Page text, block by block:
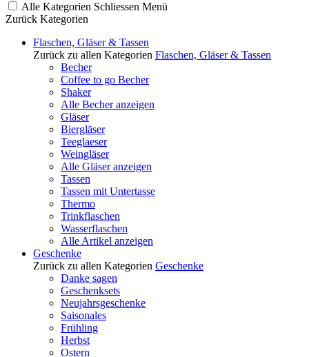
Alle Kategorien Schliessen Menü
Zurück Kategorien
Flaschen, Gläser & Tassen
Zurück zu allen Kategorien Flaschen, Gläser & Tassen
Becher
Coffee to go Becher
Shaker
Alle Becher anzeigen
Gläser
Biergläser
Teeglaeser
Weingläser
Alle Gläser anzeigen
Tassen
Tassen mit Untertasse
Thermo
Trinkflaschen
Wasserflaschen
Alle Artikel anzeigen
Geschenke
Zurück zu allen Kategorien Geschenke
Danke sagen
Geschenksets
Neujahrsgeschenke
Saisonales
Frühling
Herbst
Ostern